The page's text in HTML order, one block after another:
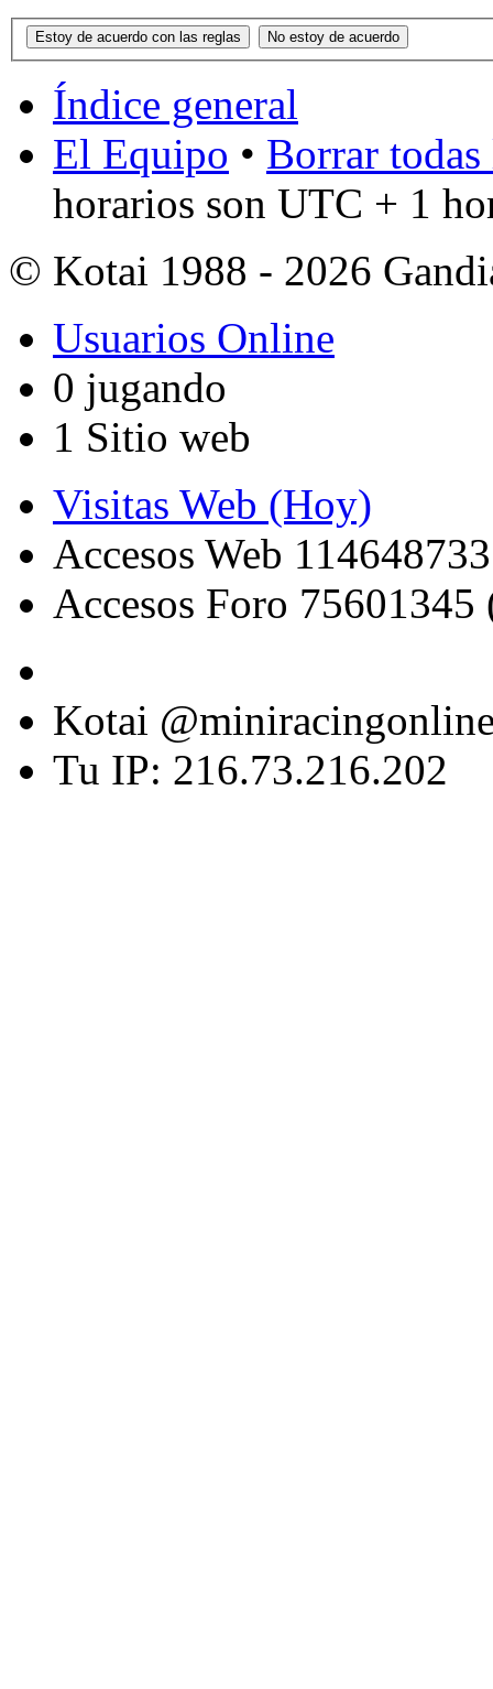
Índice general
El Equipo • Borrar
horarios son UTC + 1
© Kotai 1988 - 2026
Usuarios Online
0 jugando
1 Sitio web
Visitas Web (Hoy)
Accesos Web
Accesos Foro 75601345
Kotai
Tu IP: 216.73.216.202